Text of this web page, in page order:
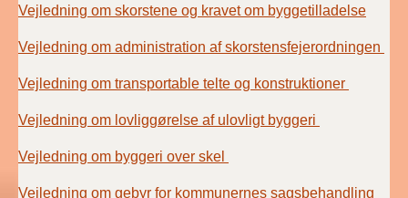
2020)
2020)
BR18 (1/1-9/3 2020)
Vejledning om skorstene og kravet om byggetilladelse
Vejledning om administration af skorstensfejerordningen
Vejledning om transportable telte og konstruktioner
Vejledning om lovliggørelse af ulovligt byggeri
Vejledning om byggeri over skel
Vejledning om gebyr for kommunernes sagsbehandling